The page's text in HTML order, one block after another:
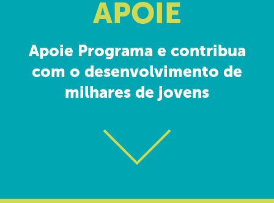
APOIE
Apoie Programa e contribua
com o desenvolvimento de
milhares de jovens